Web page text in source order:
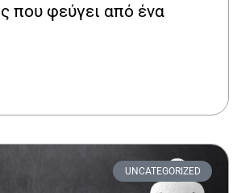
που φεύγει από ένα
UNCATEGORIZED